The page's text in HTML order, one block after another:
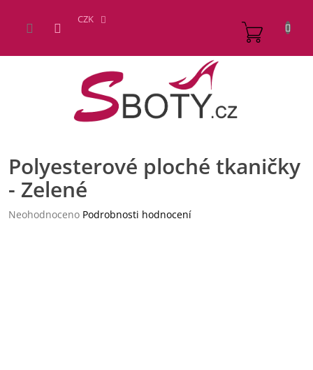
obsah
CZK
Polyesterové ploché tkaničky
- Zelené
Průměrné
Neohodnoceno Podrobnosti hodnocení